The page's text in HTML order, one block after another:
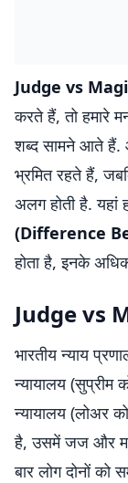
Judge vs
करते हैं, तो हमारे
शब्द सामने आते हैं.
भ्रमित रहते हैं,
अलग होती है.
(Difference
होता है, इनके
Judge vs
भारतीय न्याय
न्यायालय (सुप्रीम
न्यायालय (लोअर
है, उसमें जज और
बार लोग दोनों